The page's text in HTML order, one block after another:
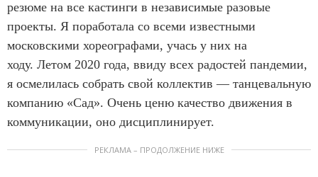
резюме на все кастинги в независимые разовые
проекты. Я поработала со всеми известными
московскими хореографами, учась у них на
ходу. Летом 2020 года, ввиду всех радостей пандемии,
я осмелилась собрать свой коллектив — танцевальную
компанию «Сад». Очень ценю качество движения в
коммуникации, оно дисциплинирует.
РЕКЛАМА – ПРОДОЛЖЕНИЕ НИЖЕ